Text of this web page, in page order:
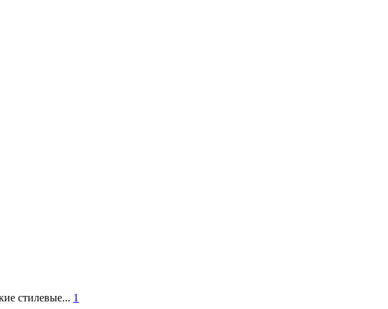
стилевые... 1